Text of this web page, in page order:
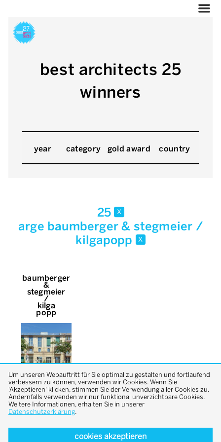
best architects 25
winners
year category gold award country
25 x
arge baumberger & stegmeier /
kilgapopp
x
baumberger
&
stegmeier
/
kilga
popp
Um unseren Webauftritt für Sie optimal zu gestalten und fortlaufend
verbessern zu können, verwenden wir Cookies. Wenn Sie
'Akzeptieren' klicken, stimmen Sie der Verwendung aller Cookies zu.
Andernfalls verwenden wir nur funktional unverzichtbare Cookies.
Weitere Informationen, erhalten Sie in unserer
Datenschutzerklärung.
cookies akzeptieren